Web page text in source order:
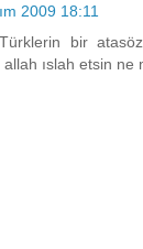
2009 18:11
bir
ıslah etsin ne